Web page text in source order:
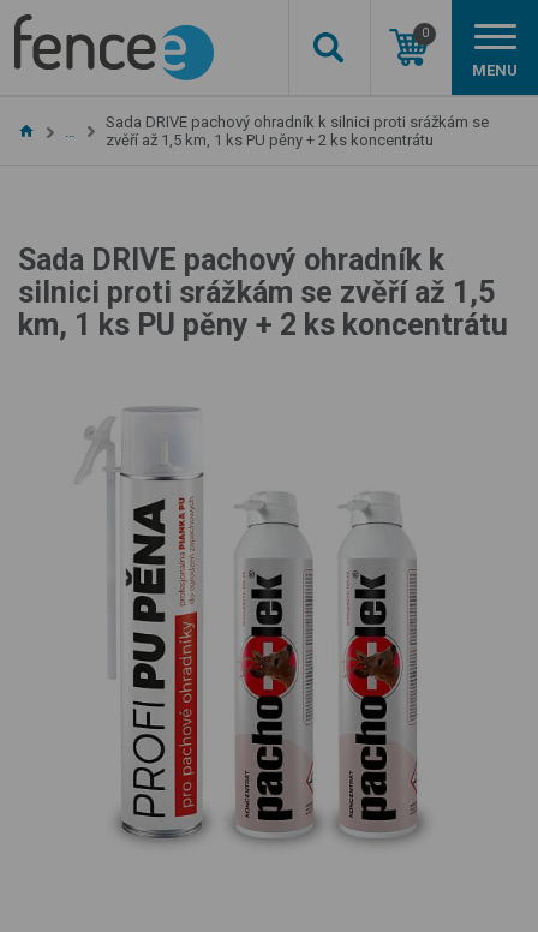
0
MENU
…
Sada DRIVE pachový ohradník k silnici proti srážkám se
zvěří až 1,5 km, 1 ks PU pěny + 2 ks koncentrátu
Sada DRIVE pachový ohradník k
silnici proti srážkám se zvěří až 1,5
km, 1 ks PU pěny + 2 ks koncentrátu